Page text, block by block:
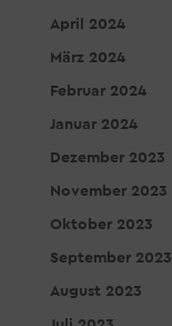
April 2024
März 2024
Februar 2024
Januar 2024
Dezember 2023
November 2023
Oktober 2023
September 2023
August 2023